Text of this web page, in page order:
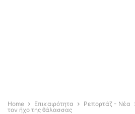
Home Επικαιρότητα Ρεπορτάζ - Νέα
τον ήχο της θάλασσας